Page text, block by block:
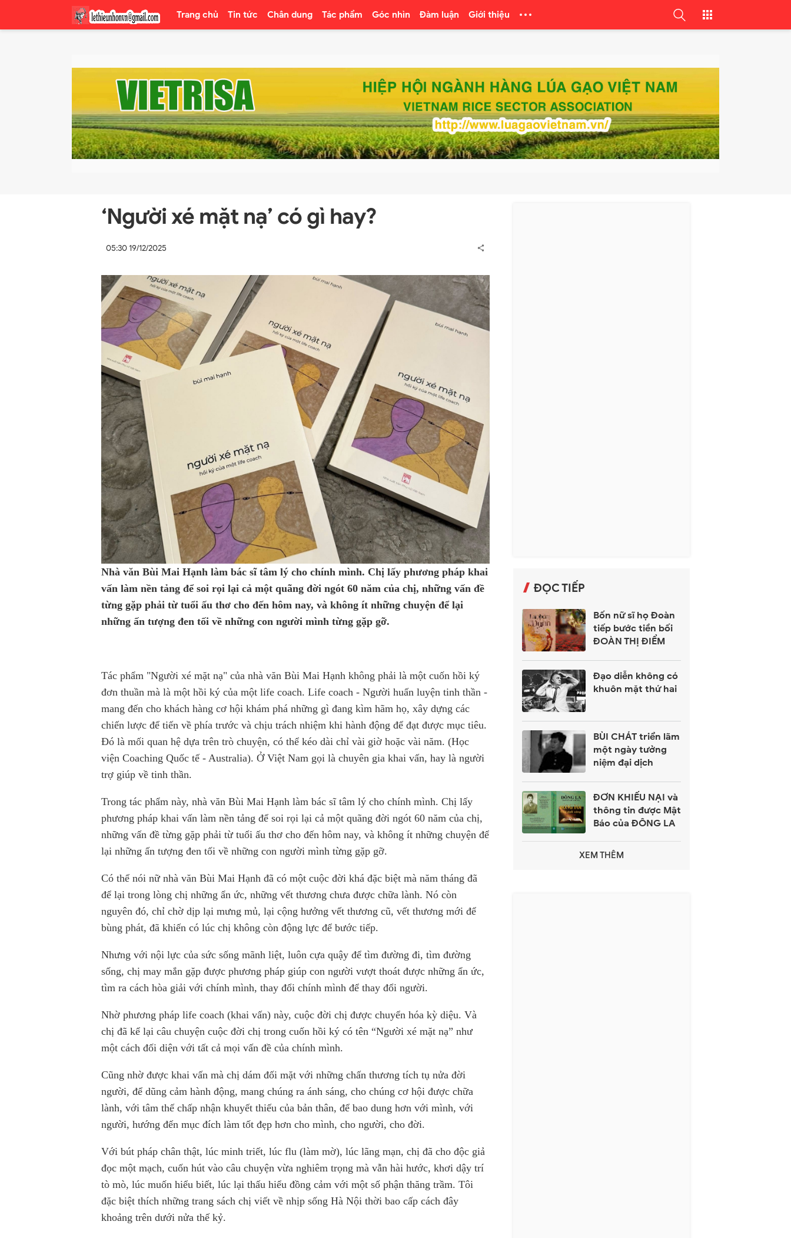
Trang chủ Tin tức Chân dung Tác phẩm Góc nhìn Đàm luận Giới thiệu
‘Người xé mặt nạ’ có gì hay?
05:30 19/12/2025
Nhà văn Bùi Mai Hạnh làm bác sĩ tâm lý cho chính mình. Chị lấy phương pháp khai
vấn làm nền tảng để soi rọi lại cả một quãng đời ngót 60 năm của chị, những vấn đề
từng gặp phải từ tuổi ấu thơ cho đến hôm nay, và không ít những chuyện để lại
những ấn tượng đen tối về những con người mình từng gặp gỡ.
Tác phẩm "Người xé mặt nạ" của nhà văn Bùi Mai Hạnh không phải là một cuốn hồi ký
đơn thuần mà là một hồi ký của một life coach. Life coach - Người huấn luyện tinh thần -
mang đến cho khách hàng cơ hội khám phá những gì đang kìm hãm họ, xây dựng các
chiến lược để tiến về phía trước và chịu trách nhiệm khi hành động để đạt được mục tiêu.
Đó là mối quan hệ dựa trên trò chuyện, có thể kéo dài chỉ vài giờ hoặc vài năm. (Học
viện Coaching Quốc tế - Australia). Ở Việt Nam gọi là chuyên gia khai vấn, hay là người
trợ giúp về tinh thần.
Trong tác phẩm này, nhà văn Bùi Mai Hạnh làm bác sĩ tâm lý cho chính mình. Chị lấy
phương pháp khai vấn làm nền tảng để soi rọi lại cả một quãng đời ngót 60 năm của chị,
những vấn đề từng gặp phải từ tuổi ấu thơ cho đến hôm nay, và không ít những chuyện để
lại những ấn tượng đen tối về những con người mình từng gặp gỡ.
Có thể nói nữ nhà văn Bùi Mai Hạnh đã có một cuộc đời khá đặc biệt mà năm tháng đã
để lại trong lòng chị những ẩn ức, những vết thương chưa được chữa lành. Nó còn
nguyên đó, chỉ chờ dịp lại mưng mủ, lại cộng hưởng vết thương cũ, vết thương mới để
bùng phát, đã khiến có lúc chị không còn động lực để bước tiếp.
Nhưng với nội lực của sức sống mãnh liệt, luôn cựa quậy để tìm đường đi, tìm đường
sống, chị may mắn gặp được phương pháp giúp con người vượt thoát được những ẩn ức,
tìm ra cách hòa giải với chính mình, thay đổi chính mình để thay đổi người.
Nhờ phương pháp life coach (khai vấn) này, cuộc đời chị được chuyển hóa kỳ diệu. Và
chị đã kể lại câu chuyện cuộc đời chị trong cuốn hồi ký có tên “Người xé mặt nạ” như
một cách đối diện với tất cả mọi vấn đề của chính mình.
Cũng nhờ được khai vấn mà chị dám đối mặt với những chấn thương tích tụ nửa đời
người, để dũng cảm hành động, mang chúng ra ánh sáng, cho chúng cơ hội được chữa
lành, với tâm thế chấp nhận khuyết thiếu của bản thân, để bao dung hơn với mình, với
người, hướng đến mục đích làm tốt đẹp hơn cho mình, cho người, cho đời.
Với bút pháp chân thật, lúc minh triết, lúc flu (làm mờ), lúc lãng mạn, chị đã cho độc giả
đọc một mạch, cuốn hút vào câu chuyện vừa nghiêm trọng mà vẫn hài hước, khơi dậy trí
tò mò, lúc muốn hiểu biết, lúc lại thấu hiểu đồng cảm với một số phận thăng trầm. Tôi
đặc biệt thích những trang sách chị viết về nhịp sống Hà Nội thời bao cấp cách đây
khoảng trên dưới nửa thế kỷ.
ĐỌC TIẾP
Bốn nữ sĩ họ Đoàn
tiếp bước tiền bối
ĐOÀN THỊ ĐIỂM
Đạo diễn không có
khuôn mặt thứ hai
BÙI CHÁT triển lãm
một ngày tưởng
niệm đại dịch
ĐƠN KHIẾU NẠI và
thông tin được Mật
Báo của ĐÔNG LA
XEM THÊM